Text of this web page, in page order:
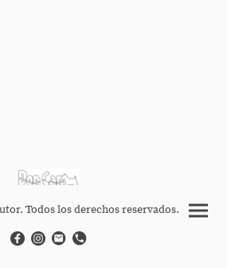
Todos los derechos reservados.